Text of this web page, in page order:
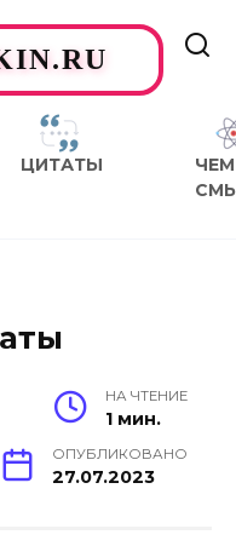
ЦИТАТЫ
ЧЕМ
НА ЧТЕНИЕ
1 мин.
ОПУБЛИКОВАНО
27.07.2023